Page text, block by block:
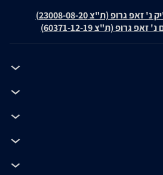
גרופ (ת"צ 23008-08-20)
גרופ (ת"צ 60371-12-19)